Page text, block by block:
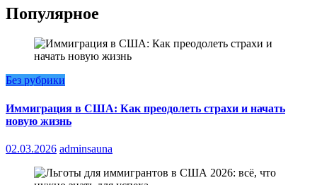
Популярное
Без рубрики
Иммиграция в США: Как преодолеть страхи и начать
новую жизнь
02.03.2026 adminsauna